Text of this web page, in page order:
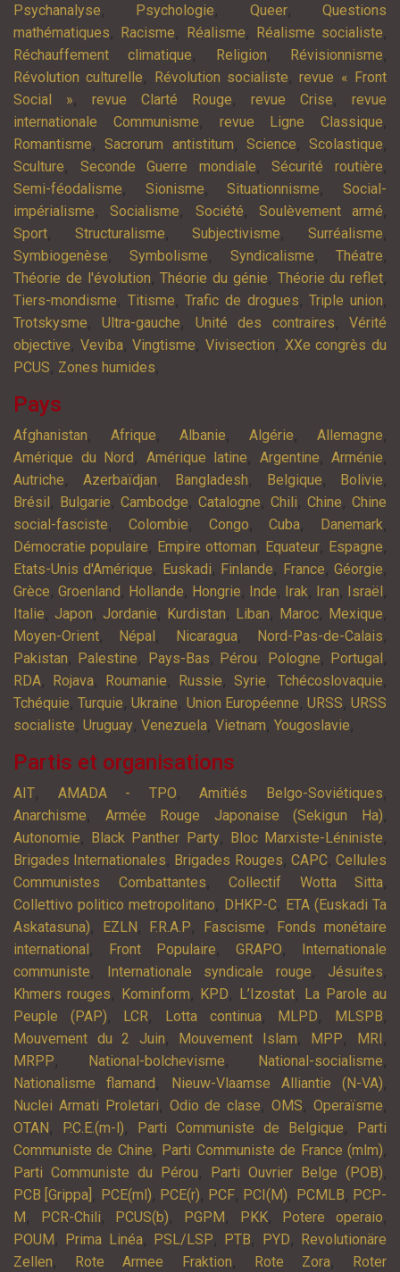
Psychanalyse, Psychologie, Queer,Questions
mathématiques, Racisme, Réalisme, Réalisme socialiste,
Réchauffement climatique, Religion, Révisionnisme,
Révolution culturelle, Révolution socialiste,revue « Front
Social », revue Clarté Rouge, revue Crise, revue
internationale Communisme, revue Ligne Classique,
Romantisme,Sacrorum antistitum, Science, Scolastique,
Sculture, Seconde Guerre mondiale,Sécurité routière,
Semi-féodalisme, Sionisme,Situationnisme,Social-
impérialisme,Socialisme, Société, Soulèvement armé,
Sport, Structuralisme,Subjectivisme,Surréalisme,
Symbiogenèse,Symbolisme, Syndicalisme,Théatre,
Théorie de l'évolution,Théorie du génie, Théorie du reflet,
Tiers-mondisme, Titisme,Trafic de drogues,Triple union,
Trotskysme,Ultra-gauche, Unité des contraires,Vérité
objective, Veviba,Vingtisme,Vivisection, XXe congrès du
PCUS, Zones humides,
Pays
Afghanistan, Afrique, Albanie, Algérie, Allemagne,
Amérique du Nord , Amérique latine, Argentine, Arménie,
Autriche, Azerbaïdjan, Bangladesh, Belgique, Bolivie,
Brésil , Bulgarie, Cambodge, Catalogne, Chili, Chine, Chine
social-fasciste, Colombie, Congo,Cuba, Danemark,
Démocratie populaire, Empire ottoman, Equateur, Espagne,
Etats-Unis d'Amérique, Euskadi, Finlande, France,Géorgie,
Grèce, Groenland , Hollande, Hongrie, Inde, Irak, Iran, Israël ,
Italie, Japon, Jordanie, Kurdistan, Liban, Maroc, Mexique,
Moyen-Orient, Népal , Nicaragua, Nord-Pas-de-Calais,
Pakistan, Palestine, Pays-Bas, Pérou, Pologne, Portugal ,
RDA, Rojava, Roumanie, Russie, Syrie, Tchécoslovaquie,
Tchéquie,Turquie,Ukraine, Union Européenne, URSS,URSS
socialiste, Uruguay, Venezuela, Vietnam, Yougoslavie,
Partis et organisations
AIT, AMADA - TPO,Amitiés Belgo-Soviétiques,
Anarchisme, Armée Rouge Japonaise (Sekigun Ha),
Autonomie, Black Panther Party, Bloc Marxiste-Léniniste,
Brigades Internationales, Brigades Rouges, CAPC,Cellules
Communistes Combattantes, Collectif Wotta Sitta,
Collettivo politico metropolitano, DHKP-C, ETA (Euskadi Ta
Askatasuna), EZLN , F.R.A.P, Fascisme,
Fonds monétaire
international , Front Populaire, GRAPO,
Internationale
communiste, Internationale syndicale rouge, Jésuites,
Khmers rouges, Kominform, KPD, L’Izostat, La Parole au
Peuple (PAP), LCR, Lotta continua, MLPD, MLSPB,
Mouvement du 2 Juin, Mouvement Islam, MPP, MRI ,
MRPP, National-bolchevisme, National-socialisme,
Nationalisme flamand , Nieuw-Vlaamse Alliantie (N-VA),
Nuclei Armati Proletari, Odio de clase,OMS,Operaïsme,
OTAN , P.C.E.(m-l), Parti Communiste de Belgique,
Parti
Communiste de Chine, Parti Communiste de France (mlm),
Parti Communiste du Pérou, Parti Ouvrier Belge (POB),
PCB [Grippa] , PCE(ml), PCE(r), PCF, PCI(M), PCMLB, PCP-
M , PCR-Chili, PCUS(b), PGPM , PKK, Potere operaio,
POUM , Prima Linéa, PSL/LSP, PTB, PYD,
Revolutionäre
Zellen, Rote Armee Fraktion, Rote Zora,
Roter